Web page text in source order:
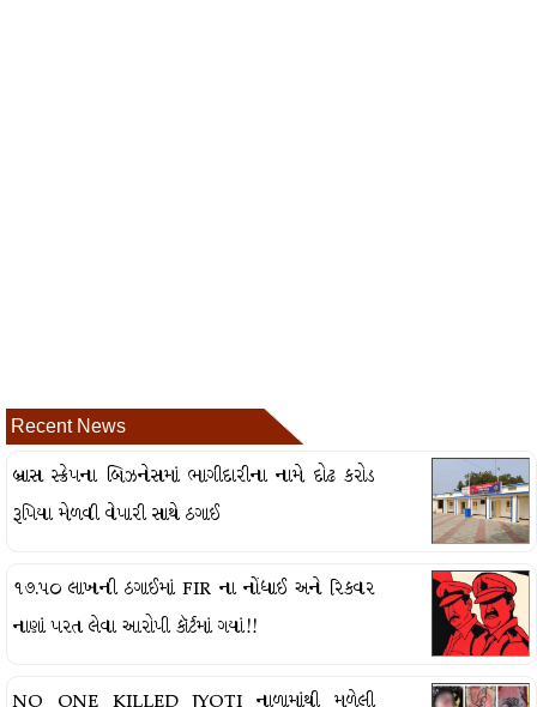
Recent News
બ્રાસ સ્ક્રેપના બિઝનેસમાં ભાગીદારીના નામે દોઢ કરોડ
રૂપિયા મેળવી વેપારી સાથે ઠગાઈ
૧૭.૫૦ લાખની ઠગાઈમાં FIR ના નોંધાઈ અને રિકવર
નાણાં પરત લેવા આરોપી કૉર્ટમાં ગયાં!!
NO ONE KILLED JYOTI નાળામાંથી મળેલી